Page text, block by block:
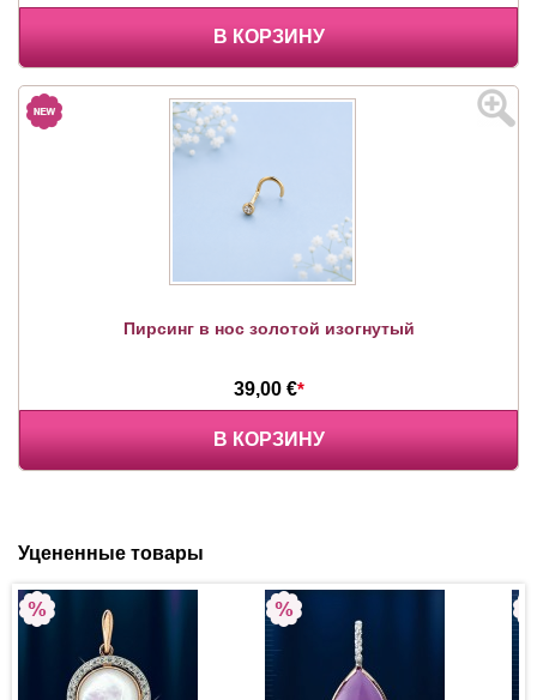
В КОРЗИНУ
Пирсинг в нос золотой изогнутый
39,00 €*
В КОРЗИНУ
Уцененные товары